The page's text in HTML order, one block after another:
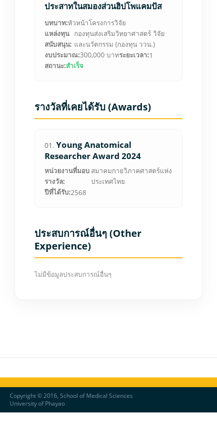
ประสาทในสมองส่วนฮิปโพแคมปัส
บทบาท:หัวหน้าโครงการวิจัย
แหล่งทุน
สนับสนุน:
กองทุนส่งเสริมวิทยาศาสตร์ วิจัย
และนวัตกรรม (กองทุน ววน.)
งบประมาณ:300,000 บาทระยะเวลา:1
สถานะ:สำเร็จ
รางวัลที่เคยได้รับ (Awards)
01. Young Anatomical
Researcher Award 2024
หน่วยงานที่มอบ
รางวัล:
สมาคมกายวิภาคศาสตร์แห่ง
ประเทศไทย
ปีที่ได้รับ:2568
ประสบการณ์อื่นๆ (Other
Experience)
ไม่มีข้อมูลประสบการณ์อื่นๆ
Copyright © 2016, School of Medical Sciences
University of Phayao